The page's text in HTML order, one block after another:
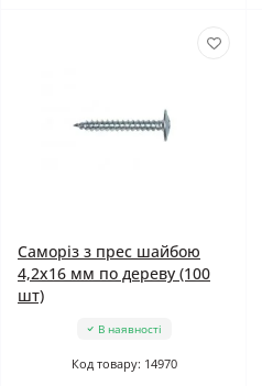
Саморіз з прес шайбою
4,2x16 мм по дереву (100
шт)
В наявності
Код товару: 14970